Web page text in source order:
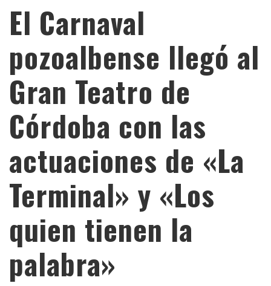
El Carnaval
pozoalbense llegó al
Gran Teatro de
Córdoba con las
actuaciones de «La
Terminal» y «Los
quien tienen la
palabra»